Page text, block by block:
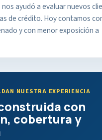
ayudó a evaluar nuevos
de crédito. Hoy contamos
y con menor exposición a
NUESTRA EXPERIENCIA
con
cobertura y